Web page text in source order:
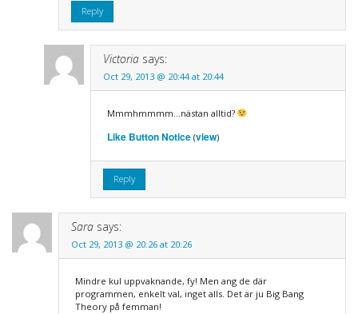
Reply
Victoria says:
Oct 29, 2013 @ 20:44 at 20:44
Mmmhmmmm…nästan alltid?
Like Button Notice(view)
Reply
Sara says:
Oct 29, 2013 @ 20:26 at 20:26
Mindre kul uppvaknande, fy! Men ang de där
programmen, enkelt val, inget alls. Det är ju Big Bang
Theory på femman!